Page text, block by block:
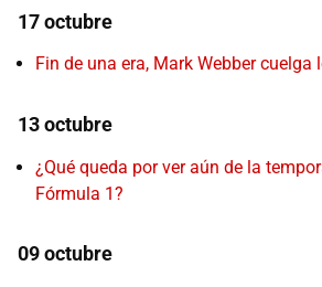
17 octubre
Fin de una era, Mark Webber cuelga
13 octubre
¿Qué queda por ver aún de la
Fórmula 1?
09 octubre